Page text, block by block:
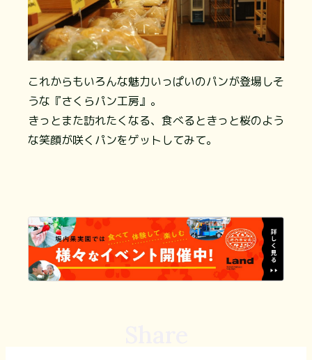
これからもいろんな魅力いっぱいのパンが登場しそ
うな『さくらパン工房』。
きっとまた訪れたくなる、食べるときっと桜のよう
な笑顔が咲くパンをゲットしてみて。